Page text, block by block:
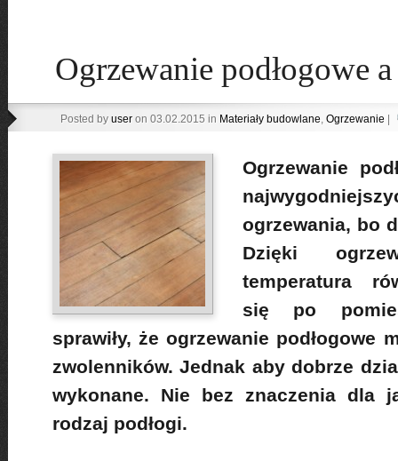
Ogrzewanie podłogowe
Posted by useron 03.02.2015 in Materiały budowlane, Ogrzewanie
Ogrzewanie
ogrzewania, bo
Dzięki
temperatura
się po
sprawiły, że ogrzewanie podłogowe
zwolenników. Jednak aby dobrze
wykonane. Nie bez znaczenia dla
rodzaj podłogi.